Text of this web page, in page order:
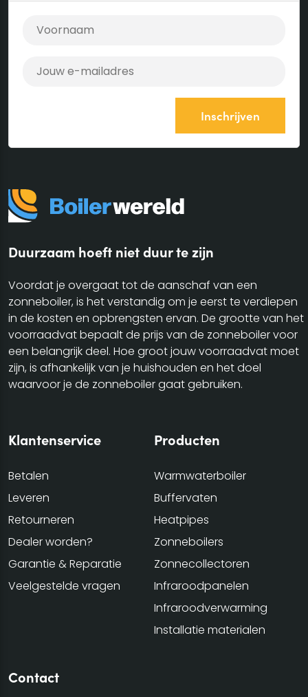
Duurzaam hoeft niet duur te zijn
Voordat je overgaat tot de aanschaf van een
zonneboiler, is het verstandig om je eerst te verdiepen
in de kosten en opbrengsten ervan. De grootte van het
voorraadvat bepaalt de prijs van de zonneboiler voor
een belangrijk deel. Hoe groot jouw voorraadvat moet
zijn, is afhankelijk van je huishouden en het doel
waarvoor je de zonneboiler gaat gebruiken.
Klantenservice
Betalen
Leveren
Retourneren
Dealer worden?
Garantie & Reparatie
Veelgestelde vragen
Producten
Warmwaterboiler
Buffervaten
Heatpipes
Zonneboilers
Zonnecollectoren
Infraroodpanelen
Infraroodverwarming
Installatie materialen
Contact